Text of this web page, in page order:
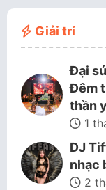
Giải trí
Đại
Đêm
thần
1
DJ
nhạc
2